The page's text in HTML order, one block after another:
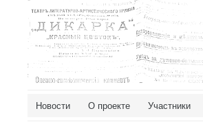
Новости О проекте Участники